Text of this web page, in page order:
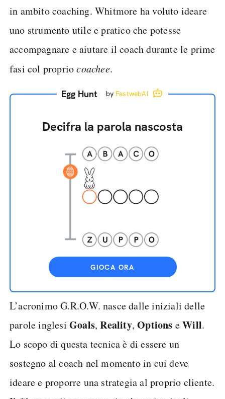
in ambito coaching. Whitmore ha voluto ideare
uno strumento utile e pratico che potesse
accompagnare e aiutare il coach durante le prime
fasi col propriocoachee.
Egg Hunt by FastwebAI
Decifra la parola nascosta
GIOCA ORA
L’acronimo G.R.O.W. nasce dalle iniziali delle
parole inglesi Goals,Reality,Options eWill.
Lo scopo di questa tecnica è di essere un
sostegno al coach nel momento in cui deve
ideare e proporre una strategia al proprio cliente.